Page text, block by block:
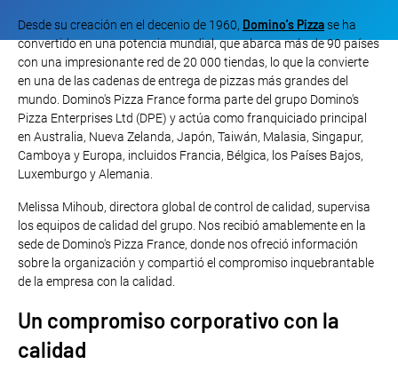
Desde su creación en el decenio de 1960, Domino's Pizzase ha
convertido en una potencia mundial, que abarca más de 90 países
con una impresionante red de 20 000 tiendas, lo que la convierte
en una de las cadenas de entrega de pizzas más grandes del
mundo. Domino's Pizza France forma parte del grupo Domino's
Pizza Enterprises Ltd (DPE) y actúa como franquiciado principal
en Australia, Nueva Zelanda, Japón, Taiwán, Malasia, Singapur,
Camboya y Europa, incluidos Francia, Bélgica, los Países Bajos,
Luxemburgo y Alemania.
Melissa Mihoub, directora global de control de calidad, supervisa
los equipos de calidad del grupo. Nos recibió amablemente en la
sede de Domino's Pizza France, donde nos ofreció información
sobre la organización y compartió el compromiso inquebrantable
de la empresa con la calidad.
Un compromiso corporativo con la
calidad